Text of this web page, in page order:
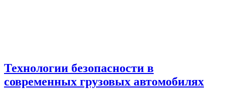
Технологии безопасности в
современных грузовых автомобилях